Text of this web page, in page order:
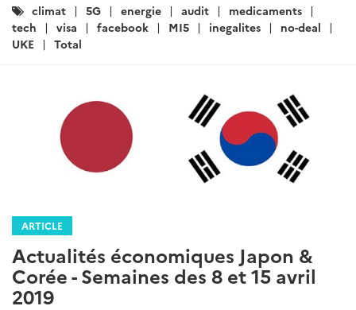
Catégories
:
climat 5G energie audit
medicaments
tech
visa facebook MI5 inegalites
no-deal
UKE
Total
ARTICLE
Actualités économiques Japon &
Corée - Semaines des 8 et 15 avril
2019